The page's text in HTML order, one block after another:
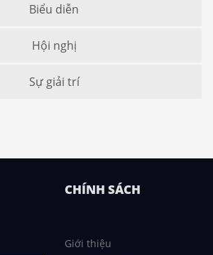
Biểu diễn
Hội nghị
Sự giải trí
CHÍNH SÁCH
Giới thiệu